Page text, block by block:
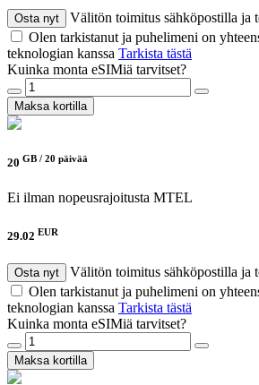
Osta nyt
Välitön toimitus sähköpostilla ja
Olen tarkistanut ja puhelimeni on
teknologian kanssa Tarkista tästä
Kuinka monta eSIMiä tarvitset?
Maksa kortilla
20 GB / 20 päivää
Ei ilman nopeusrajoitusta MTEL
29.02 EUR
Osta nyt
Välitön toimitus sähköpostilla ja
Olen tarkistanut ja puhelimeni on
teknologian kanssa Tarkista tästä
Kuinka monta eSIMiä tarvitset?
Maksa kortilla